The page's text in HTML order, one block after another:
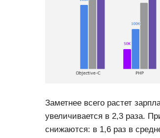
Заметнее всего растет
увеличивается в 2,3 раза.
снижаются: в 1,6 раз в